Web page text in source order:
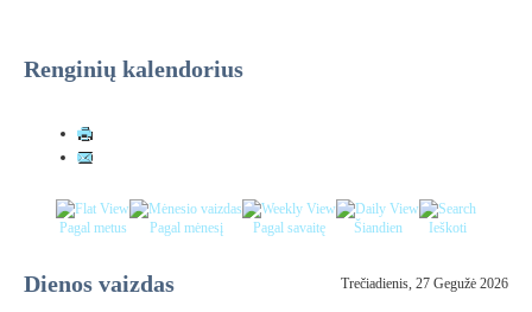
Renginių kalendorius
Pagal metus Pagal mėnesį Pagal savaitę Šiandien Ieškoti
Dienos vaizdas Trečiadienis, 27 Gegužė 2026